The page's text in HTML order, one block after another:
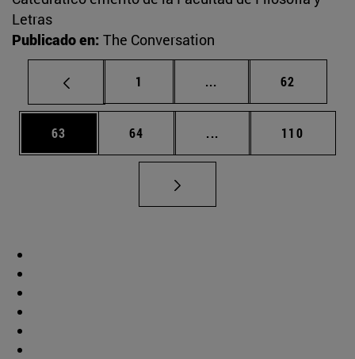
Letras
Publicado en: The Conversation
Página
1 ... Páginas intermedias
Página
62
Página
63 Página
64 ... Páginas intermedias
Página
110